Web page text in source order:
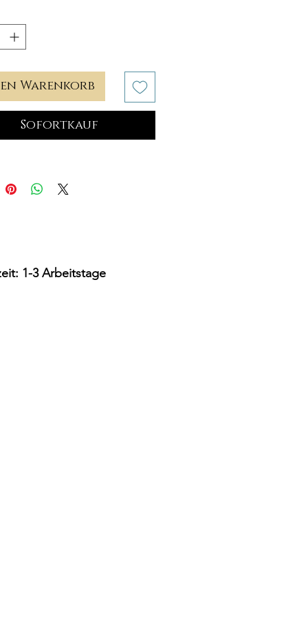
Warenkorb
Sofortkauf
1-3 Arbeitstage